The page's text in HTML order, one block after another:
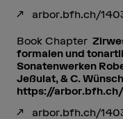
arbor.bfh.ch/
Book Chapter
formalen und
Sonatenwerken
Jeßulat, & C.
https://
arbor.bfh.ch/